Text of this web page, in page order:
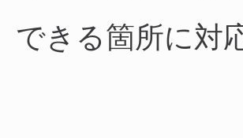
できる箇所に対